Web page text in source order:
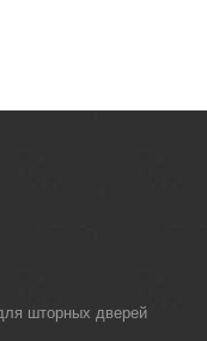
шторных дверей